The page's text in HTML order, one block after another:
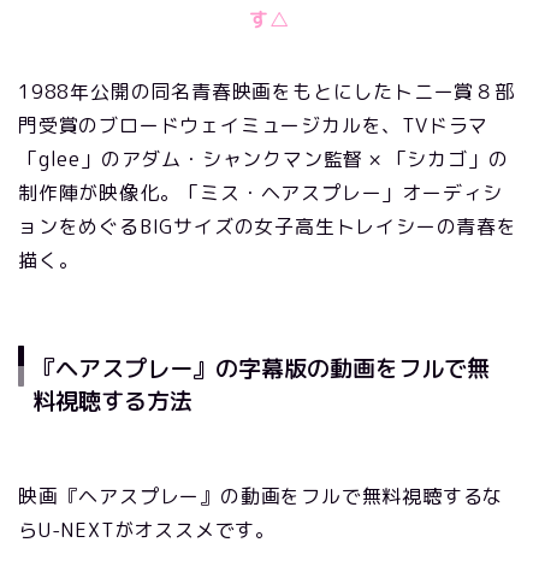
す△
1988年公開の同名青春映画をもとにしたトニー賞８部
門受賞のブロードウェイミュージカルを、TVドラマ
「glee」のアダム・シャンクマン監督 × 「シカゴ」の
制作陣が映像化。「ミス・ヘアスプレー」オーディシ
ョンをめぐるBIGサイズの女子高生トレイシーの青春を
描く。
『ヘアスプレー』の字幕版の動画をフルで無
料視聴する方法
映画『ヘアスプレー』の動画をフルで無料視聴するな
らU-NEXTがオススメです。